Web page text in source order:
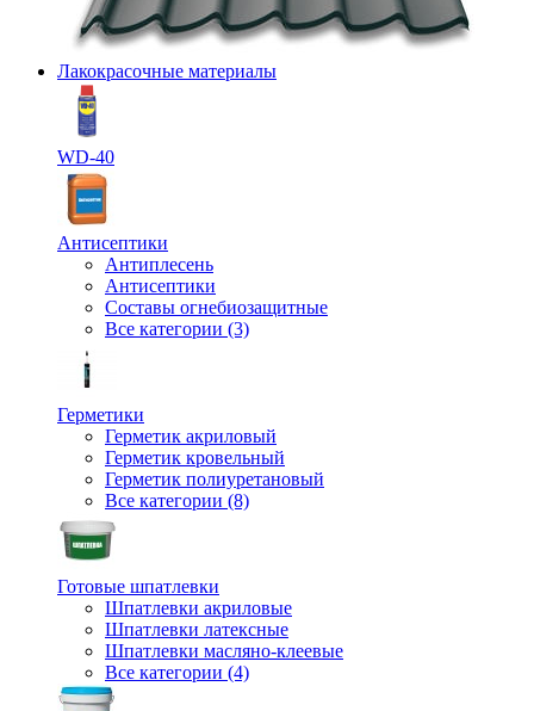
Лакокрасочные материалы
WD-40
Антисептики
Антиплесень
Антисептики
Составы огнебиозащитные
Все категории (3)
Герметики
Герметик акриловый
Герметик кровельный
Герметик полиуретановый
Все категории (8)
Готовые шпатлевки
Шпатлевки акриловые
Шпатлевки латексные
Шпатлевки масляно-клеевые
Все категории (4)